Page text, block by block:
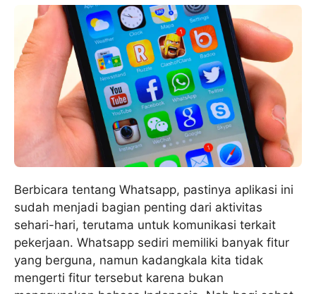
Berbicara tentang Whatsapp, pastinya aplikasi ini
sudah menjadi bagian penting dari aktivitas
sehari-hari, terutama untuk komunikasi terkait
pekerjaan. Whatsapp sediri memiliki banyak fitur
yang berguna, namun kadangkala kita tidak
mengerti fitur tersebut karena bukan